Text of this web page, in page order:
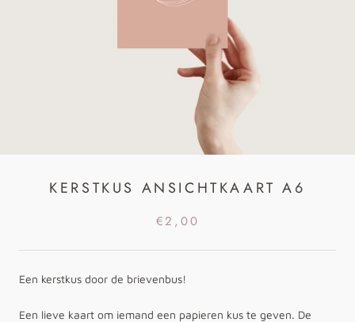
KERSTKUS ANSICHTKAART A6
€2,00
Een kerstkus door de brievenbus!
Een lieve kaart om iemand een papieren kus te geven. De